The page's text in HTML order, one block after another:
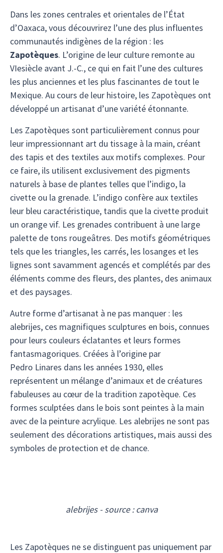
Dans les zones centrales et orientales de l’État
d’Oaxaca, vous découvrirez l’une des plus influentes
communautés indigènes de la région : les
Zapotèques. L’origine de leur culture remonte au
VIesiècle avant J.-C., ce qui en fait l’une des cultures
les plus anciennes et les plus fascinantes de tout le
Mexique. Au cours de leur histoire, les Zapotèques ont
développé un artisanat d’une variété étonnante.
Les Zapotèques sont particulièrement connus pour
leur impressionnant art du tissage à la main, créant
des tapis et des textiles aux motifs complexes. Pour
ce faire, ils utilisent exclusivement des pigments
naturels à base de plantes telles que l’indigo, la
civette ou la grenade. L’indigo confère aux textiles
leur bleu caractéristique, tandis que la civette produit
un orange vif. Les grenades contribuent à une large
palette de tons rougeâtres. Des motifs géométriques
tels que les triangles, les carrés, les losanges et les
lignes sont savamment agencés et complétés par des
éléments comme des fleurs, des plantes, des animaux
et des paysages.
Autre forme d’artisanat à ne pas manquer : les
alebrijes, ces magnifiques sculptures en bois, connues
pour leurs couleurs éclatantes et leurs formes
fantasmagoriques. Créées à l’origine par
Pedro Linares dans les années 1930, elles
représentent un mélange d’animaux et de créatures
fabuleuses au cœur de la tradition zapotèque. Ces
formes sculptées dans le bois sont peintes à la main
avec de la peinture acrylique. Les alebrijes ne sont pas
seulement des décorations artistiques, mais aussi des
symboles de protection et de chance.
alebrijes - source : canva
Les Zapotèques ne se distinguent pas uniquement par